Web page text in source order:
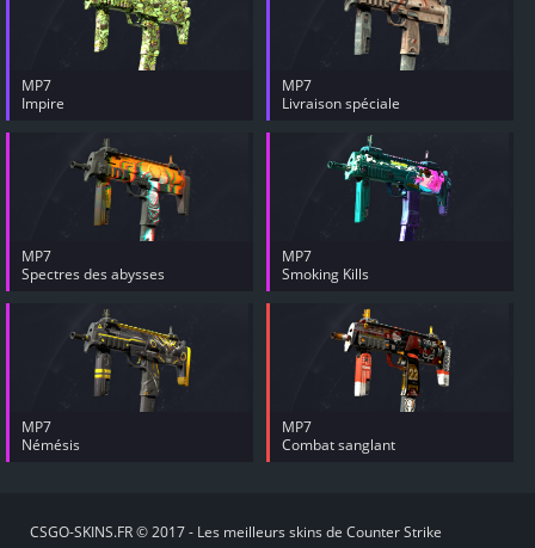
MP7
Impire
MP7
Livraison spéciale
MP7
Spectres des abysses
MP7
Smoking Kills
MP7
Némésis
MP7
Combat sanglant
CSGO-SKINS.FR © 2017 - Les meilleurs skins de Counter Strike